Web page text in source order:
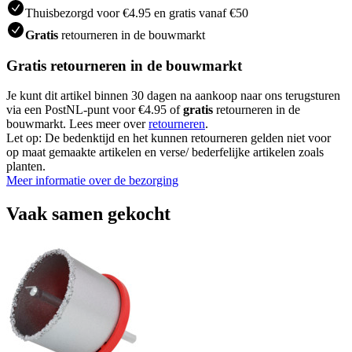
Thuisbezorgd voor €4.95 en gratis vanaf €50
Gratis retourneren in de bouwmarkt
Gratis retourneren in de bouwmarkt
Je kunt dit artikel binnen 30 dagen na aankoop naar ons terugsturen
via een PostNL-punt voor €4.95 ofgratis retourneren in de
bouwmarkt. Lees meer overretourneren.
Let op: De bedenktijd en het kunnen retourneren gelden niet voor
op maat gemaakte artikelen en verse/ bederfelijke artikelen zoals
planten.
Meer informatie over de bezorging
Vaak samen gekocht